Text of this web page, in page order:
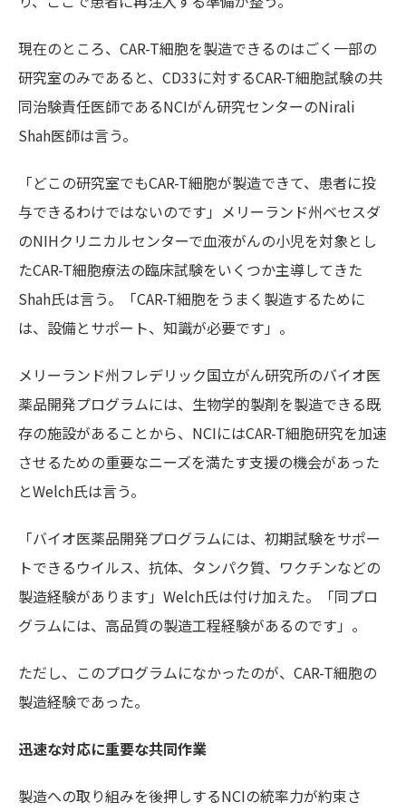
現在のところ、 CAR-T細胞を製造できるのはごく一部の
研究室のみであると、 CD33に対するCAR-T細胞試験の共
同治験責任医師であるNCIがん研究センターのNirali
Shah医師は言う。
「どこの研究室でもCAR-T細胞が製造できて、患者に投
与できるわけではないのです」メリーランド州ベセスダ
のNIHクリニカルセンターで血液がんの小児を対象とし
たCAR-T細胞療法の臨床試験をいくつか主導してきた
Shah氏は言う。「CAR-T細胞をうまく製造するために
は、設備とサポート、知識が必要です」。
メリーランド州フレデリック国立がん研究所のバイオ医
薬品開発プログラムには、生物学的製剤を製造できる既
存の施設があることから、 NCIにはCAR-T細胞研究を加速
させるための重要なニーズを満たす支援の機会があった
とWelch氏は言う。
「バイオ医薬品開発プログラムには、初期試験をサポー
トできるウイルス、抗体、タンパク質、ワクチンなどの
製造経験があります」 Welch氏は付け加えた。「同プロ
グラムには、高品質の製造工程経験があるのです」。
ただし、このプログラムになかったのが、 CAR-T細胞の
製造経験であった。
迅速な対応に重要な共同作業
製造への取り組みを後押しするNCIの統率力が約束さ